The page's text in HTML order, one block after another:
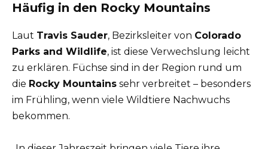
Häufig in den Rocky Mountains
Laut Travis Sauder, Bezirksleiter von Colorado
Parks and Wildlife, ist diese Verwechslung leicht
zu erklären. Füchse sind in der Region rund um
die Rocky Mountains sehr verbreitet – besonders
im Frühling, wenn viele Wildtiere Nachwuchs
bekommen.